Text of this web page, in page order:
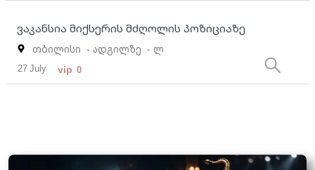
ვაკანსია მიქსერის მძღოლის პოზიციაზე
თბილისი - ადგილზე - ლ
27 July vip 0